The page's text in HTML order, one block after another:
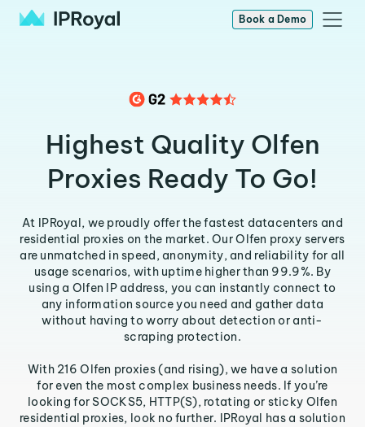
Book a Demo
Highest Quality Olfen
Proxies Ready To Go!
At IPRoyal, we proudly offer the fastest datacenters and
residential proxies on the market. Our Olfen proxy servers
are unmatched in speed, anonymity, and reliability for all
usage scenarios, with uptime higher than 99.9%. By
using a Olfen IP address, you can instantly connect to
any information source you need and gather data
without having to worry about detection or anti-
scraping protection.
With 216 Olfen proxies (and rising), we have a solution
for even the most complex business needs. If you’re
looking for SOCKS5, HTTP(S), rotating or sticky Olfen
residential proxies, look no further. IPRoyal has a solution